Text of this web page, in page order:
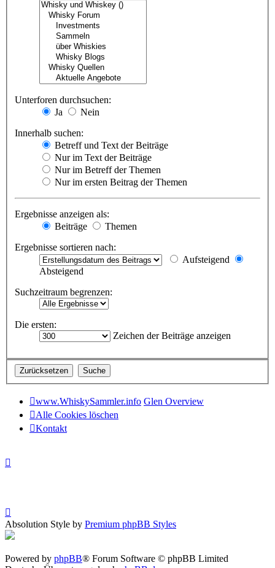
Unterforen durchsuchen:
Ja
Nein
Innerhalb suchen:
Betreff und Text der Beiträge
Nur im Text der Beiträge
Nur im Betreff der Themen
Nur im ersten Beitrag der Themen
Ergebnisse anzeigen als:
Beiträge
Themen
Ergebnisse sortieren nach:
Aufsteigend
Absteigend
Suchzeitraum begrenzen:
Die ersten:
Zeichen der Beiträge anzeigen
www.WhiskySammler.info Glen Overview
Alle Cookies löschen
Kontakt
Absolution Style by Premium phpBB Styles
Powered by phpBB® Forum Software © phpBB Limited